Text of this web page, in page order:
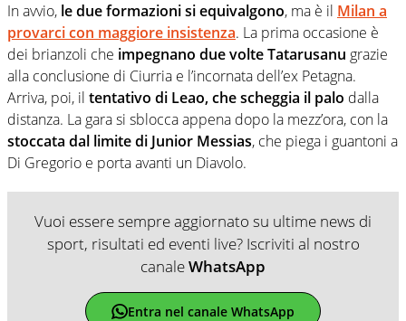
In avvio, le due formazioni si equivalgono, ma è il Milan a
provarci con maggiore insistenza. La prima occasione è
dei brianzoli che impegnano due volte Tatarusanu grazie
alla conclusione di Ciurria e l’incornata dell’ex Petagna.
Arriva, poi, il tentativo di Leao, che scheggia il palo dalla
distanza. La gara si sblocca appena dopo la mezz’ora, con la
stoccata dal limite di Junior Messias, che piega i guantoni a
Di Gregorio e porta avanti un Diavolo.
Vuoi essere sempre aggiornato su ultime news di
sport, risultati ed eventi live? Iscriviti al nostro
canaleWhatsApp
Entra nel canale WhatsApp